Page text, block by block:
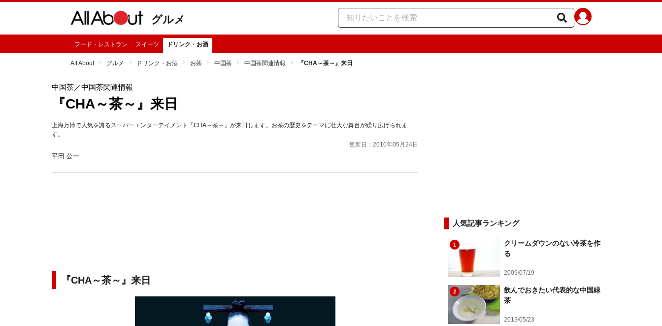
グルメ
フード・レストラン スイーツ ドリンク・お酒
All About グルメ ドリンク・お酒 お茶 中国茶 中国茶関連情報 『CHA～茶～』来日
中国茶／中国茶関連情報
『CHA～茶～』来日
上海万博で人気を誇るスーパーエンターテイメント『CHA～茶～』が来日します。お茶の歴史をテーマに壮大な舞台が繰り広げられま
す。
更新日：2010年05月24日
平田 公一
『CHA～茶～』来日
人気記事ランキング
1
クリームダウンのない冷茶を作
る
2009/07/19
2
飲んでおきたい代表的な中国緑
茶
2013/05/23